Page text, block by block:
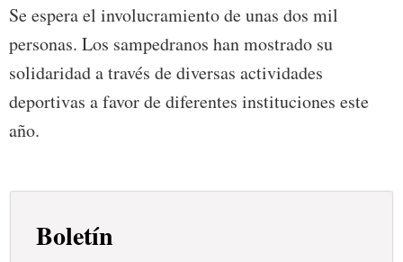
Se espera el involucramiento de unas dos mil
personas. Los sampedranos han mostrado su
solidaridad a través de diversas actividades
deportivas a favor de diferentes instituciones este
año.
Boletín